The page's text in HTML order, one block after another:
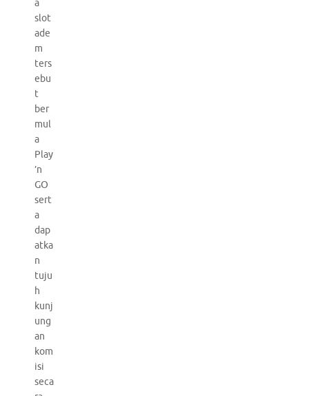
a
slot
ade
m
ters
ebu
t
ber
mul
a
Play
’n
GO
sert
a
dap
atka
n
tuju
h
kunj
ung
an
kom
isi
seca